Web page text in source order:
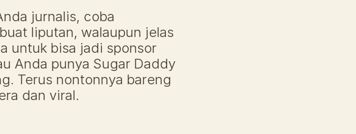
jurnalis, coba
liputan, walaupun jelas
untuk bisa jadi sponsor
Anda punya Sugar Daddy
Terus nontonnya bareng
dan viral.